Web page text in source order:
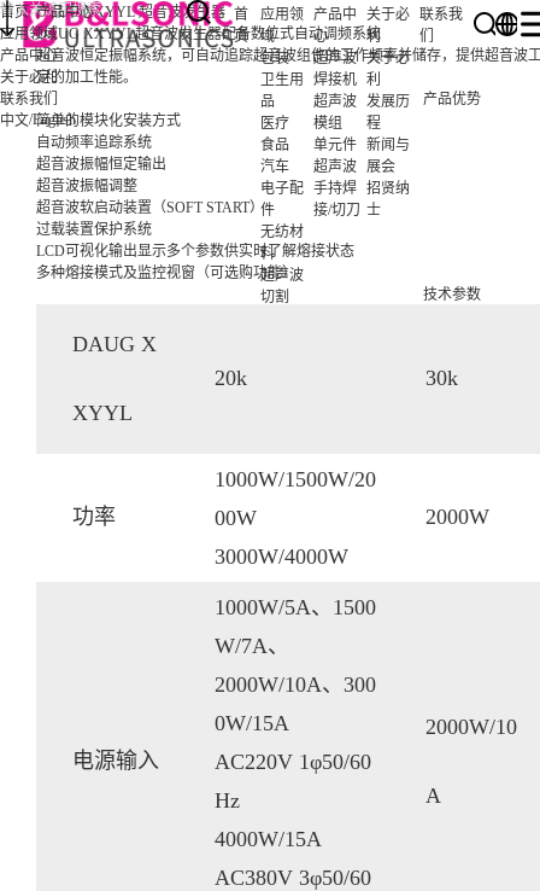
首
页
应用领
域
包装
卫生用
品
医疗
食品
汽车
电子配
件
无纺材
料
超声波
切割
产品中
心
超声波
焊接机
超声波
模组
单元件
超声波
手持焊
接/切刀
关于必
利
关于必
利
发展历
程
新闻与
展会
招贤纳
士
联系我
们
首页
应用领域
产品中心
关于必利
联系我们
中文/English
产品中心
DAUG XXYYL 超音波发生器
DAUG XXYYL超音波发生器配备数位式自动调频系统
超音波恒定振幅系统，可自动追踪超音波组件的工作频率并储存，提供超音波
定的加工性能。
产品优势
简单的模块化安装方式
自动频率追踪系统
超音波振幅恒定输出
超音波振幅调整
超音波软启动装置（SOFT START）
过载装置保护系统
LCD可视化输出显示多个参数供实时了解熔接状态
多种熔接模式及监控视窗（可选购功能）
技术参数
DAUG X
XYYL
20k 30k
功率
1000W/1500W/20
00W
3000W/4000W
2000W
电源输入
1000W/5A、1500
W/7A、
2000W/10A、300
0W/15A
AC220V 1φ50/60
Hz
4000W/15A
AC380V 3φ50/60
2000W/10
A